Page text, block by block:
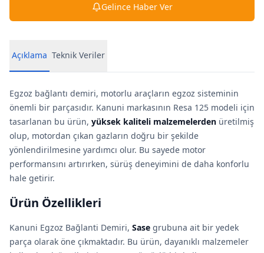
Gelince Haber Ver
Açıklama Teknik Veriler
Egzoz bağlantı demiri, motorlu araçların egzoz sisteminin
önemli bir parçasıdır. Kanuni markasının Resa 125 modeli için
tasarlanan bu ürün, yüksek kaliteli malzemelerden üretilmiş
olup, motordan çıkan gazların doğru bir şekilde
yönlendirilmesine yardımcı olur. Bu sayede motor
performansını artırırken, sürüş deneyimini de daha konforlu
hale getirir.
Ürün Özellikleri
Kanuni Egzoz Bağlanti Demiri, Sase grubuna ait bir yedek
parça olarak öne çıkmaktadır. Bu ürün, dayanıklı malzemeler